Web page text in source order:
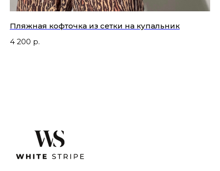
Пляжная кофточка из сетки на купальник
4 200 р.